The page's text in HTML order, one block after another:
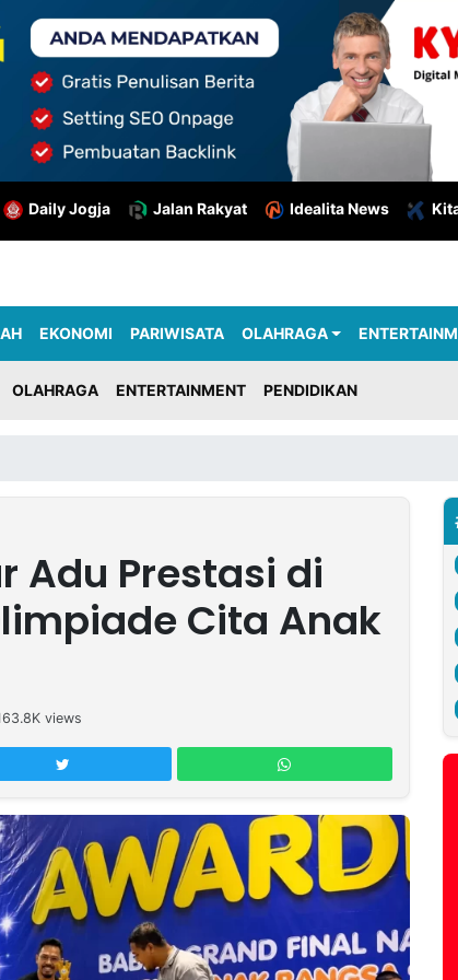
Daily Jogja Jalan Rakyat Idealita News
EKONOMI PARIWISATA OLAHRAGA
OLAHRAGA ENTERTAINMENT PENDIDIKAN
Adu Prestasi di
Cita Anak
views